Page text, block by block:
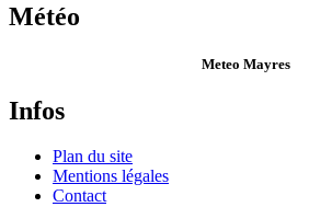
Météo
Meteo Mayres
Infos
Plan du site
Mentions légales
Contact